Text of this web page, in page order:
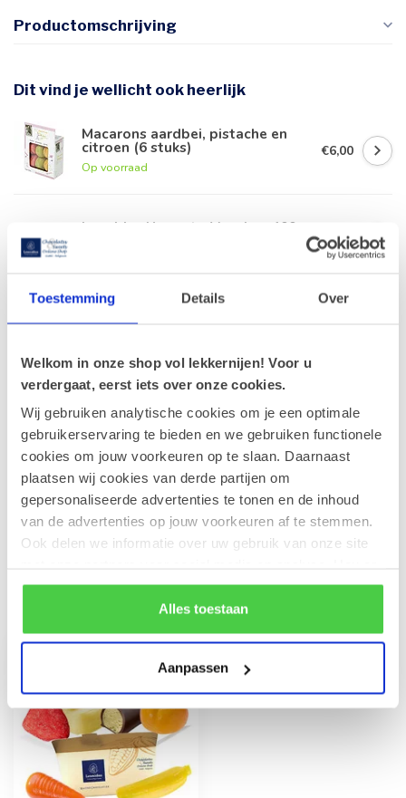
Toestemming Details Over
Welkom in onze shop vol lekkernijen! Voor u
verdergaat, eerst iets over onze cookies.
Wij gebruiken analytische cookies om je een optimale
gebruikerservaring te bieden en we gebruiken functionele
cookies om jouw voorkeuren op te slaan. Daarnaast
plaatsen wij cookies van derde partijen om
gepersonaliseerde advertenties te tonen en de inhoud
van de advertenties op jouw voorkeuren af te stemmen.
Ook delen we informatie over uw gebruik van onze site
rekening mee dat als je bepaalde cookies blokkeert, het
de correcte werking van de website kan verstoren.
Alles toestaan
Aanpassen
Productomschrijving
Dit vind je wellicht ook heerlijk
Macarons aardbei, pistache en
citroen (6 stuks)
Op voorraad
€6,00
Leonidas Nougat - Veenbes 100g
€5,60
Leonidas Nougat - Chocolade
100g
Leonidas Cube Studentenhaver
300g
Op voorraad
€16,10
Leonidas Amandelkoekjes met
chocolade
Op voorraad
€4,90
Recent bekeken